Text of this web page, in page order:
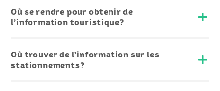
Où se rendre pour obtenir de
l’information touristique?
Où trouver de l’information sur les
stationnements?